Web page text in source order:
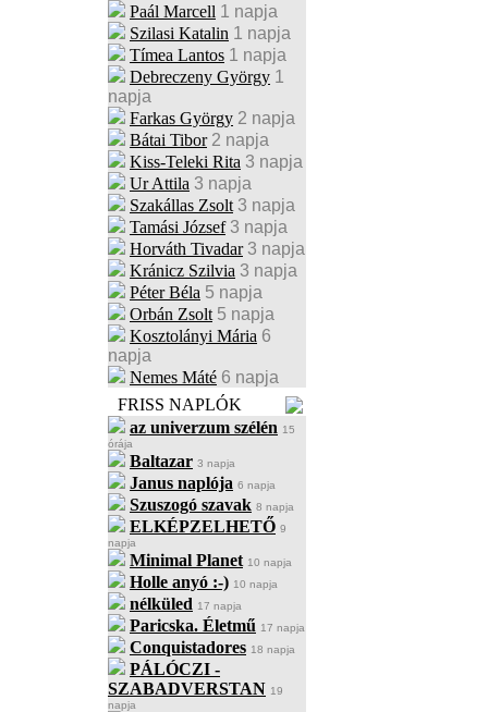
Paál Marcell 1 napja
Szilasi Katalin 1 napja
Tímea Lantos 1 napja
Debreczeny György 1
napja
Farkas György 2 napja
Bátai Tibor 2 napja
Kiss-Teleki Rita 3 napja
Ur Attila 3 napja
Szakállas Zsolt 3 napja
Tamási József 3 napja
Horváth Tivadar 3 napja
Kránicz Szilvia 3 napja
Péter Béla 5 napja
Orbán Zsolt 5 napja
Kosztolányi Mária 6
napja
Nemes Máté 6 napja
FRISS NAPLÓK
az univerzum szélén 15
órája
Baltazar 3 napja
Janus naplója 6 napja
Szuszogó szavak 8 napja
ELKÉPZELHETŐ 9
napja
Minimal Planet 10 napja
Holle anyó :-) 10 napja
nélküled 17 napja
Paricska. Életmű 17 napja
Conquistadores 18 napja
PÁLÓCZI -
SZABADVERSTAN 19
napja